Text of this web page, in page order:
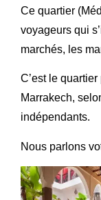
Ce quartier
voyageurs qui
marchés, les
C’est le
Marrakech,
indépendants.
Nous parlons